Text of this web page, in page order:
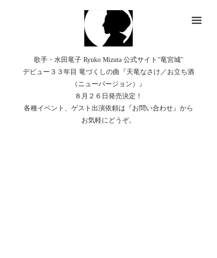
歌手・水田竜子 Ryuko Mizuta 公式サイト"竜宮城"
デビュー３３年目 竜づくしの曲『天竜なさけ／お立ち酒
（ニューバージョン）』
８月２６日発売決定！
各種イベント、ゲスト出演依頼は『お問い合わせ』から
お気軽にどうぞ。